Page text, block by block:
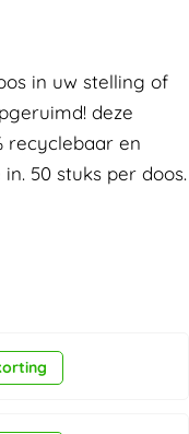
in uw stelling of
deze
recyclebaar en
50 stuks per doos.